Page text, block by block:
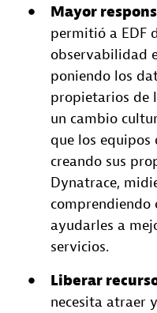
Mayor
permitió a EDF
observabilidad
poniendo los
propietarios de
un cambio
que los equipos
creando sus
Dynatrace,
comprendiendo
ayudarles a
servicios.
Liberar
necesita atraer